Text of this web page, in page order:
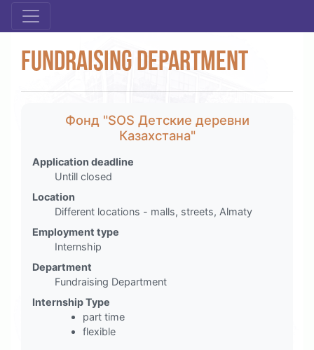
Fundraising Department
Фонд "SOS Детские деревни
Казахстана"
Application deadline
Untill closed
Location
Different locations - malls, streets, Almaty
Employment type
Internship
Department
Fundraising Department
Internship Type
part time
flexible